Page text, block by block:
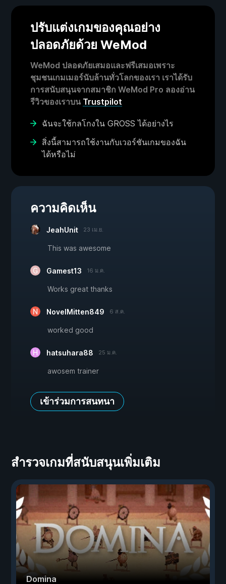
ปรับแต่งเกมของคุณอย่าง
ปลอดภัยด้วย WeMod
WeMod ปลอดภัยเสมอและฟรีเสมอเพราะ
ชุมชนเกมเมอร์นับล้านทั่วโลกของเรา เราได้รับ
การสนับสนุนจากสมาชิก WeMod Pro ลองอ่าน
รีวิวของเราบน Trustpilot
ฉันจะใช้กลโกงใน GROSS ได้อย่างไร
สิ่งนี้สามารถใช้งานกับเวอร์ชันเกมของฉัน
ได้หรือไม่
ความคิดเห็น
JeahUnit 23 เม.ย.
This was awesome
Gamest13 16 ม.ค.
Works great thanks
NovelMitten849 6 ส.ค.
worked good
hatsuhara88 25 ม.ค.
awosem trainer
เข้าร่วมการสนทนา
สำรวจเกมที่สนับสนุนเพิ่มเติม
Domina